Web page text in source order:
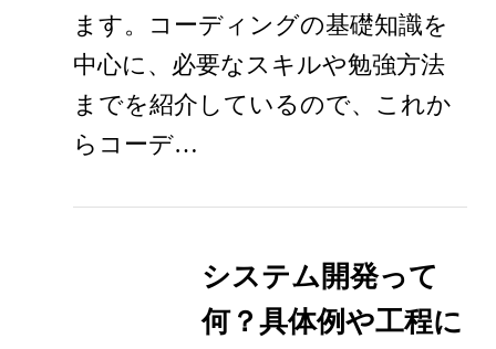
ます。コーディングの基礎知識を
中心に、必要なスキルや勉強方法
までを紹介しているので、これか
らコーデ…
システム開発って
何？具体例や工程に